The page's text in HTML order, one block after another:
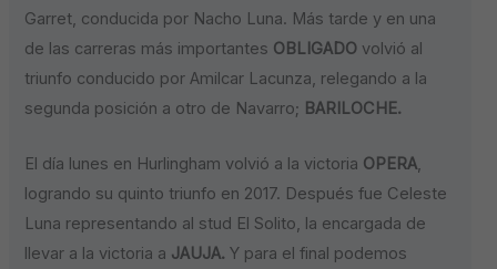
Garret, conducida por Nacho Luna. Más tarde y en una
de las carreras más importantes OBLIGADO volvió al
triunfo conducido por Amilcar Lacunza, relegando a la
segunda posición a otro de Navarro; BARILOCHE.
El día lunes en Hurlingham volvió a la victoria OPERA,
logrando su quinto triunfo en 2017. Después fue Celeste
Luna representando al stud El Solito, la encargada de
llevar a la victoria a JAUJA. Y para el final podemos